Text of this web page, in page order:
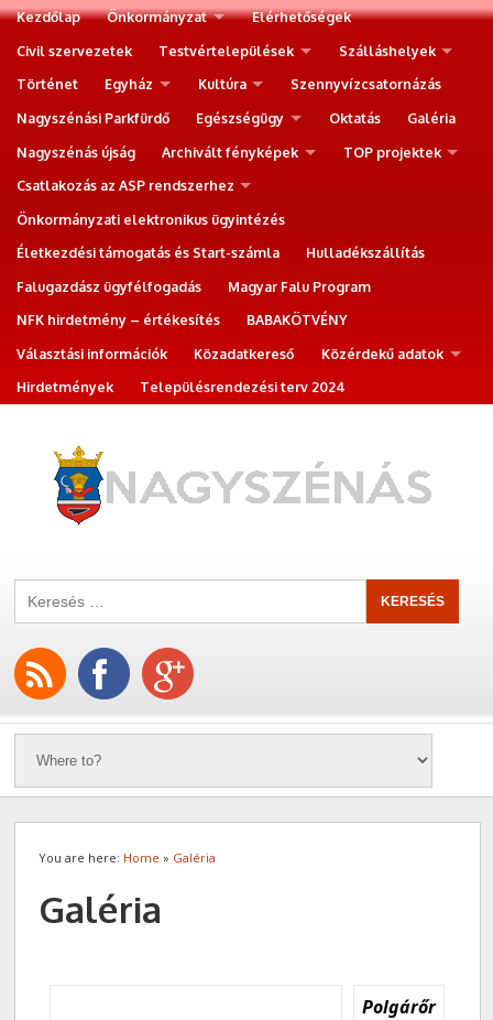
Kezdőlap Önkormányzat
Elérhetőségek
Civil szervezetek
Testvértelepülések
Szálláshelyek
Történet
Egyház Kultúra
Szennyvízcsatornázás
Nagyszénási Parkfürdő
Egészségügy Oktatás
Galéria
Nagyszénás újság
Archivált fényképek
TOP projektek
Csatlakozás az ASP rendszerhez
Önkormányzati elektronikus ügyintézés
Életkezdési támogatás és Start-számla
Hulladékszállítás
Falugazdász ügyfélfogadás
Magyar Falu Program
NFK hirdetmény – értékesítés
BABAKÖTVÉNY
Választási információk
Közadatkereső
Közérdekű adatok
Hirdetmények
Településrendezési terv 2024
You are here: Home » Galéria
Galéria
Polgárőr